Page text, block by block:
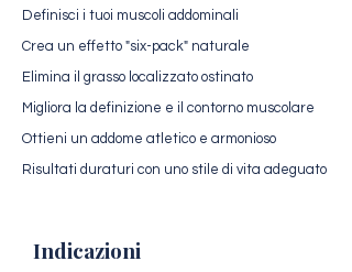
Definisci i tuoi muscoli addominali
Crea un effetto "six-pack" naturale
Elimina il grasso localizzato ostinato
Migliora la definizione e il contorno muscolare
Ottieni un addome atletico e armonioso
Risultati duraturi con uno stile di vita adeguato
Indicazioni